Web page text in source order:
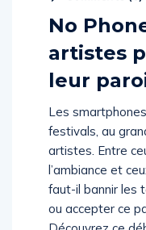
No
artistes
leur
Les
festivals, au
artistes. Entre
l’ambiance et
faut-il bannir les
ou accepter ce